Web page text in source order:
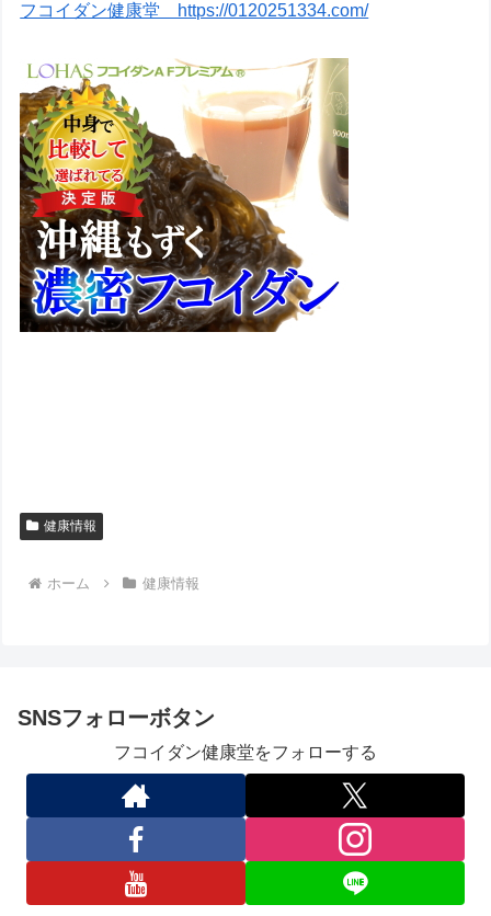
フコイダン健康堂 https://0120251334.com/
健康情報
ホーム 健康情報
SNSフォローボタン
フコイダン健康堂をフォローする